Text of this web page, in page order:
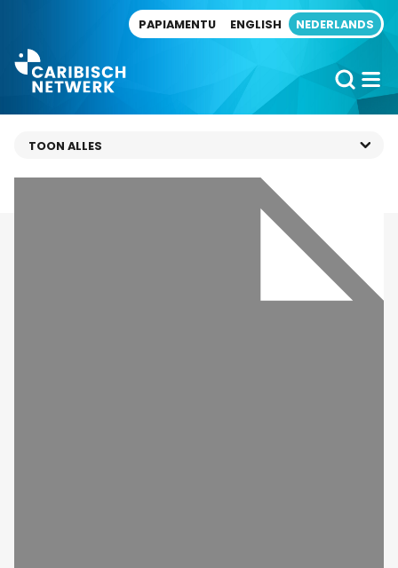
PAPIAMENTU ENGLISH NEDERLANDS